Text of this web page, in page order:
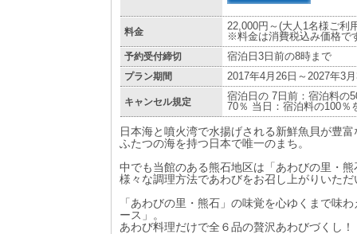
料金
22,000円～(大人1名様ご利
※料金は消費税込み価格で
予約受付締切 宿泊日3日前の8時まで
プラン期間 2017年4月26日～2027年3
キャンセル規定
宿泊日の 7日前：宿泊料の
70％ 当日：宿泊料の100％
日本海と噴火湾で水揚げされる新鮮魚貝が豊
ふたつの海を持つ日本で唯一のまち。
中でも当館のある熊石地区は「あわびの里・
様々な調理方法であわびをお召し上がりいた
「あわびの里・熊石」の味覚を心ゆくまで味
ース」。
あわび料理だけで全６品の贅沢あわびづくし！